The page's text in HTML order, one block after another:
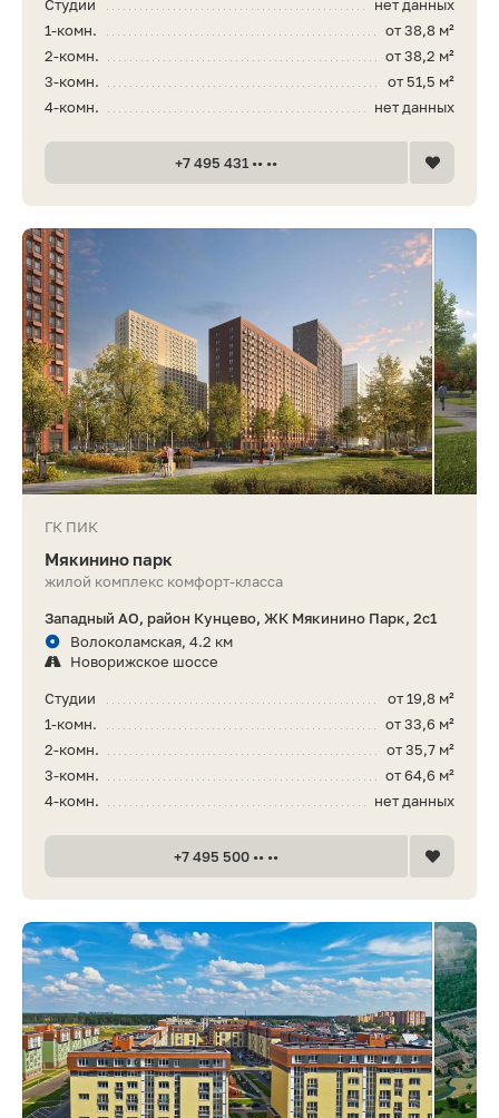
нет данных
Студии
от 38,8 м²
1-комн.
от 38,2 м²
2-комн.
от 51,5 м²
3-комн.
нет данных
4-комн.
+7 495 431 •• ••
ГК ПИК
Мякинино парк
жилой комплекс комфорт-класса
Западный АО, район Кунцево, ЖК Мякинино Парк, 2с1
Волоколамская, 4.2 км
Новорижское шоссе
от 19,8 м²
Студии
от 33,6 м²
1-комн.
от 35,7 м²
2-комн.
от 64,6 м²
3-комн.
нет данных
4-комн.
+7 495 500 •• ••